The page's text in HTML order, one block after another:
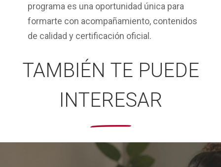
programa es una oportunidad única para
formarte con acompañamiento, contenidos
de calidad y certificación oficial.
TAMBIÉN TE PUEDE
INTERESAR